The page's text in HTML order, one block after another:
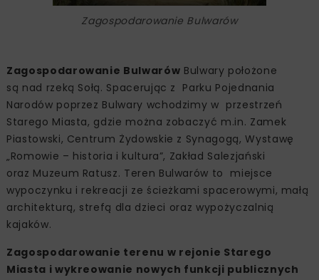
Zagospodarowanie Bulwarów
Zagospodarowanie Bulwarów Bulwary położone
są nad rzeką Sołą. Spacerując z Parku Pojednania
Narodów poprzez Bulwary wchodzimy w przestrzeń
Starego Miasta, gdzie można zobaczyć m.in. Zamek
Piastowski, Centrum Żydowskie z Synagogą, Wystawę
„Romowie – historia i kultura”, Zakład Salezjański
oraz Muzeum Ratusz. Teren Bulwarów to miejsce
wypoczynku i rekreacji ze ścieżkami spacerowymi, małą
architekturą, strefą dla dzieci oraz wypożyczalnią
kajaków.
Zagospodarowanie terenu w rejonie Starego
Miasta i wykreowanie nowych funkcji publicznych